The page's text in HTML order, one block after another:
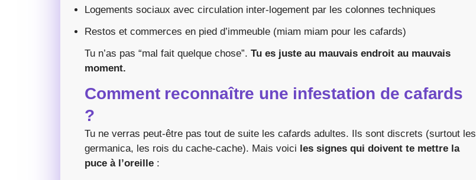
Logements sociaux avec circulation inter-logement par les colonnes techniques
Restos et commerces en pied d’immeuble (miam miam pour les cafards)
Tu n’as pas “mal fait quelque chose”. Tu es juste au mauvais endroit au mauvais
moment.
Comment reconnaître une infestation de cafards
?
Tu ne verras peut-être pas tout de suite les cafards adultes. Ils sont discrets (surtout les
germanica, les rois du cache-cache). Mais voici les signes qui doivent te mettre la
puce à l’oreille :